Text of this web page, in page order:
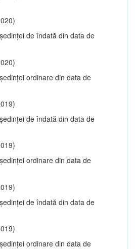
de îndată din data de
ordinare din data de
de îndată din data de
ordinare din data de
de îndată din data de
ordinare din data de